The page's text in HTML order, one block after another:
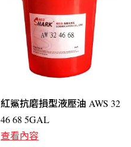
紅鯊抗磨損型液壓油 AWS 32
46 68 5GAL
查看內容